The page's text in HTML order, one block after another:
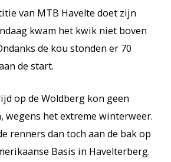
van MTB Havelte doet zijn
kwam het kwik niet boven
de kou stonden er 70
de start.
op de Woldberg kon geen
wegens het extreme winterweer.
renners dan toch aan de bak op
Basis in Havelterberg.